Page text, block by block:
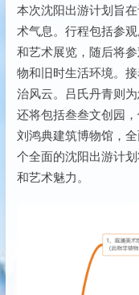
本次沈阳出游计划旨
术气息。行程包括参
和艺术展览，随后将
物和旧时生活环境。
治风云。吕氏丹青则
还将包括叁叁文创园
刘鸿典建筑博物馆，
个全面的沈阳出游计
和艺术魅力。